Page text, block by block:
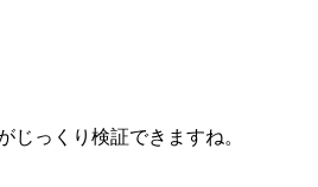
じっくり検証できますね。